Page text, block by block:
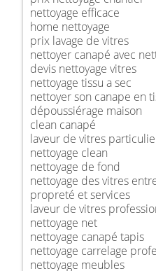
nettoyage efficace
home nettoyage
prix lavage de vitres
nettoyer canapé avec
devis nettoyage vitres
nettoyage tissu a sec
nettoyer son canape en
dépoussiérage maison
clean canapé
laveur de vitres
nettoyage clean
nettoyage de fond
nettoyage des vitres
propreté et services
laveur de vitres
nettoyage net
nettoyage canapé tapis
nettoyage carrelage
nettoyage meubles